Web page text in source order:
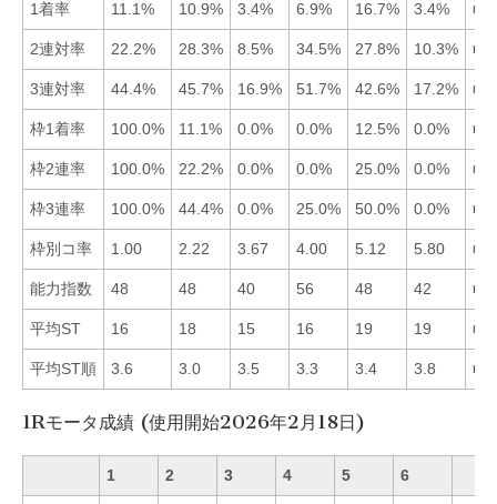
1着率 11.1% 10.9% 3.4% 6.9% 16.7% 3.4%
2連対率 22.2% 28.3% 8.5% 34.5% 27.8% 10.3%
3連対率 44.4% 45.7% 16.9% 51.7% 42.6% 17.2%
枠1着率 100.0% 11.1% 0.0% 0.0% 12.5% 0.0%
枠2連率 100.0% 22.2% 0.0% 0.0% 25.0% 0.0%
枠3連率 100.0% 44.4% 0.0% 25.0% 50.0% 0.0%
枠別コ率 1.00 2.22 3.67 4.00 5.12 5.80
能力指数 48 48 40 56 48 42
平均ST 16 18 15 16 19 19
平均ST順 3.6 3.0 3.5 3.3 3.4 3.8
1Rモータ成績 (使用開始2026年2月18日)
1 2 3 4 5 6